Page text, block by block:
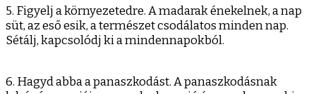
5. Figyelj a környezetedre. A madarak énekelnek, a nap
süt, az eső esik, a természet csodálatos minden nap.
Sétálj, kapcsolódj ki a mindennapokból.
6. Hagyd abba a panaszkodást. A panaszkodásnak